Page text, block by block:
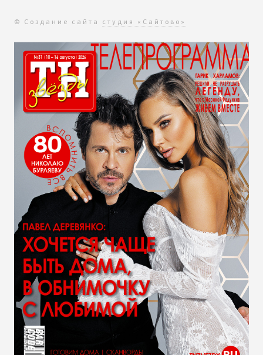
© Создание сайта студия «Сайтово»